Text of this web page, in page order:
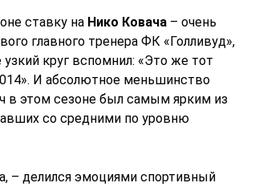
ставку на Нико Ковача – очень
главного тренера ФК «Голливуд»,
круг вспомнил: «Это же тот
И абсолютное меньшинство
в этом сезоне был самым ярким из
со средними по уровню
– делился эмоциями спортивный